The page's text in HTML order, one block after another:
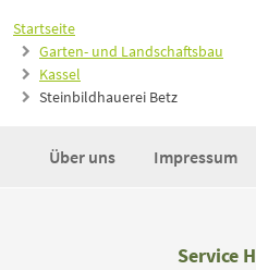
Startseite
Garten- und Landschaftsbau
Kassel
Steinbildhauerei Betz
Über uns Impressum
Service